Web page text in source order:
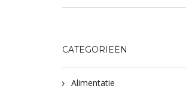
CATEGORIEËN
Alimentatie